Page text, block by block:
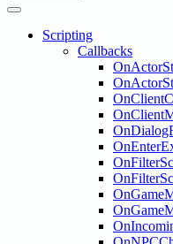
Scripting
Callbacks